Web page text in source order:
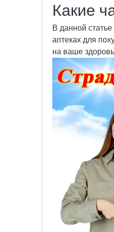
Какие
В данной
аптеках для
на ваше